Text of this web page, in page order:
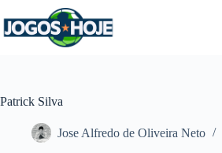
para
o
Patrick Silva
Jose Alfredo de Oliveira Neto